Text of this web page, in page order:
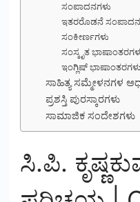
ಸಂಪಾದನಗಳು
ಇತರರೊಡನೆ
ಸಂಕೀರ್ಣಗಳು
ಸಂಸ್ಕೃತ
ಇಂಗ್ಲಿಷ್ ಭಾಷಾಂತರಗಳು
ಸಾಹಿತ್ಯ ಸಮ್ಮೇಳನಗಳ
ಪ್ರಶಸ್ತಿ ಪುರಸ್ಕಾರಗಳು
ಸಾಮಾಜಿಕ ಸಂದೇಶಗಳು
ಸಿ.ಪಿ.